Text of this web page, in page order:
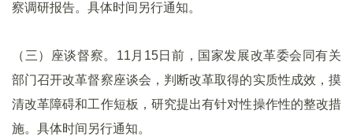
察调研报告。具体时间另行通知。
（三）座谈督察。11月15日前，国家发展改革委会同有关
部门召开改革督察座谈会，判断改革取得的实质性成效，摸
清改革障碍和工作短板，研究提出有针对性操作性的整改措
施。具体时间另行通知。